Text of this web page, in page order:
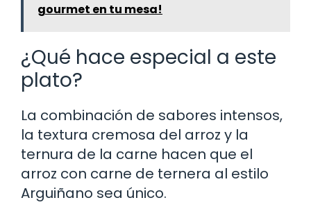
gourmet en tu mesa!
¿Qué hace especial a este
plato?
La combinación de sabores intensos,
la textura cremosa del arroz y la
ternura de la carne hacen que el
arroz con carne de ternera al estilo
Arguiñano sea único.